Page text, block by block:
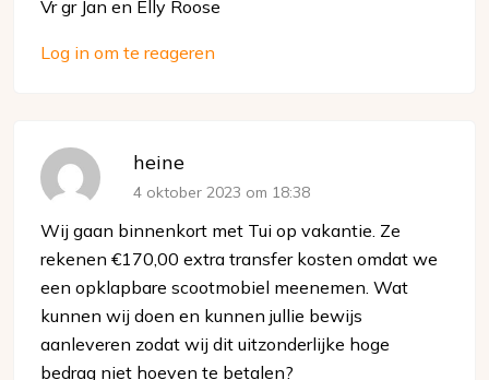
Vr gr Jan en Elly Roose
Log in om te reageren
heine
4 oktober 2023 om 18:38
Wij gaan binnenkort met Tui op vakantie. Ze
rekenen €170,00 extra transfer kosten omdat we
een opklapbare scootmobiel meenemen. Wat
kunnen wij doen en kunnen jullie bewijs
aanleveren zodat wij dit uitzonderlijke hoge
bedrag niet hoeven te betalen?